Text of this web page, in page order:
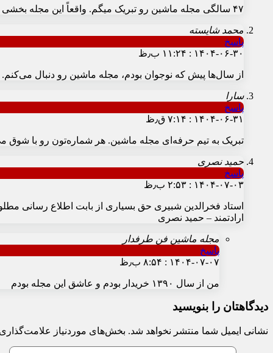
۴۷ سالگی مجله ماشین رو تبریک میگم. واقعاً این مجله بخشی از خاطرات کودکی و نوجوانی ماست. ممنون بابت تمام مطالب ارزشمند و کارشناسی که طی این سال‌ها ارائه دادید.
محمد شايسته
پاسخ
۱۴۰۴-۰۶-۳۰ : ۱۱:۲۴ ب٫ظ
از سال‌ها پیش که نوجوان بودم، مجله ماشین رو دنبال می‌کنم. مطالبتون
سارا
پاسخ
۱۴۰۴-۰۶-۳۱ : ۷:۱۴ ق٫ظ
تبریک به تیم حرفه‌ای مجله ماشین. هر شماره‌تون رو با
حمید نصری
پاسخ
۱۴۰۴-۰۷-۰۳ : ۲:۵۳ ب٫ظ
استاد فخرالدین شبیری حق بسیاری از بابت اطلاع رسانی
ارادتمند – حمید نصری
مجله ماشین فن طرفدار
پاسخ
۱۴۰۴-۰۷-۰۷ : ۸:۵۴ ب٫ظ
من از سال ۱۳۹۰ خریدار بودم و عاشق این مجله بودم
دیدگاهتان را بنویسید
نشانی ایمیل شما منتشر نخواهد شد. بخش‌های موردنیاز